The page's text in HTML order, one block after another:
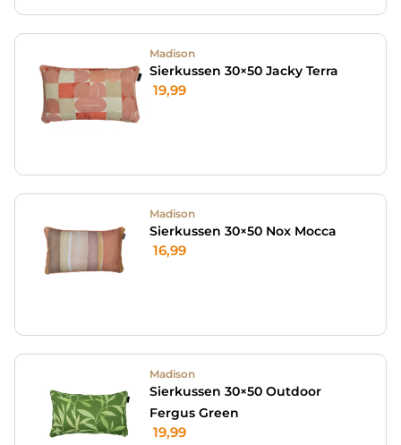
Madison
Sierkussen 30×50 Jacky Terra
19,99
Madison
Sierkussen 30×50 Nox Mocca
16,99
Madison
Sierkussen 30×50 Outdoor
Fergus Green
19,99